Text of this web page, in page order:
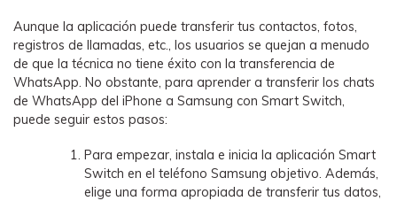
Aunque la aplicación puede transferir tus contactos, fotos,
registros de llamadas, etc., los usuarios se quejan a menudo
de que la técnica no tiene éxito con la transferencia de
WhatsApp. No obstante, para aprender a transferir los chats
de WhatsApp del iPhone a Samsung con Smart Switch,
puede seguir estos pasos:
Para empezar, instala e inicia la aplicación Smart
Switch en el teléfono Samsung objetivo. Además,
elige una forma apropiada de transferir tus datos,